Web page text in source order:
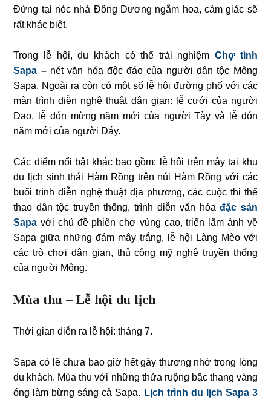
Đứng tại nóc nhà Đông Dương ngắm hoa, cảm giác sẽ
rất khác biệt.
Trong lễ hội, du khách có thể trải nghiệm Chợ tình
Sapa – nét văn hóa độc đáo của người dân tộc Mông
Sapa. Ngoài ra còn có một số lễ hội đường phố với các
màn trình diễn nghệ thuật dân gian: lễ cưới của người
Dao, lễ đón mừng năm mới của người Tày và lễ đón
năm mới của người Dáy.
Các điểm nổi bật khác bao gồm: lễ hội trên mây tại khu
du lịch sinh thái Hàm Rồng trên núi Hàm Rồng với các
buổi trình diễn nghệ thuật địa phương, các cuộc thi thể
thao dân tộc truyền thống, trình diễn văn hóađặc sản
Sapa với chủ đề phiên chợ vùng cao, triển lãm ảnh về
Sapa giữa những đám mây trắng, lễ hội Làng Mèo với
các trò chơi dân gian, thủ công mỹ nghệ truyền thống
của người Mông.
Mùa thu – Lễ hội du lịch
Thời gian diễn ra lễ hội: tháng 7.
Sapa có lẽ chưa bao giờ hết gây thương nhớ trong lòng
du khách. Mùa thu với những thửa ruộng bậc thang vàng
óng làm bừng sáng cả Sapa. Lịch trình du lịch Sapa 3